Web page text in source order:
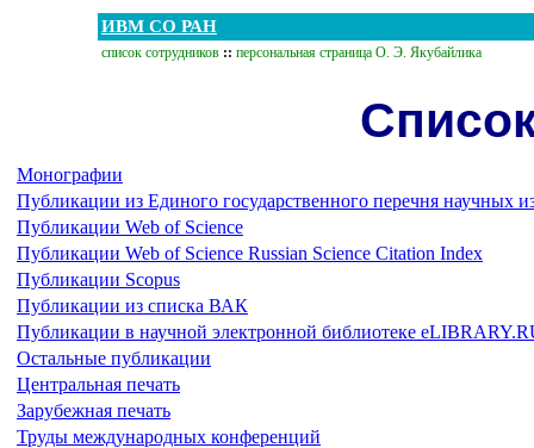
ИВМ СО РАН
список сотрудников :: персональная страница О. Э. Якубайлика
Монографии
Публикации из Единого государственного перечня научных
Публикации Web of Science
Публикации Web of Science Russian Science Citation Index
Публикации Scopus
Публикации из списка ВАК
Публикации в научной электронной библиотеке
Остальные публикации
Центральная печать
Зарубежная печать
Труды международных конференций